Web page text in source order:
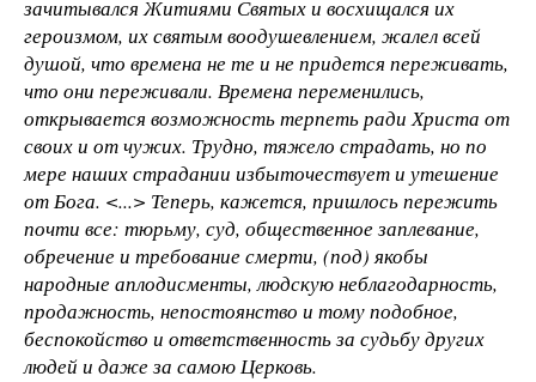
зачитывался Житиями Святых и восхищался их
героизмом, их святым воодушевлением, жалел всей
душой, что времена не те и не придется переживать,
что они переживали. Времена переменились,
открывается возможность терпеть ради Христа от
своих и от чужих. Трудно, тяжело страдать, но по
мере наших страдании избыточествует и утешение
от Бога. <...> Теперь, кажется, пришлось пережить
почти все: тюрьму, суд, общественное заплевание,
обречение и требование смерти, (под) якобы
народные аплодисменты, людскую неблагодарность,
продажность, непостоянство и тому подобное,
беспокойство и ответственность за судьбу других
людей и даже за самою Церковь.